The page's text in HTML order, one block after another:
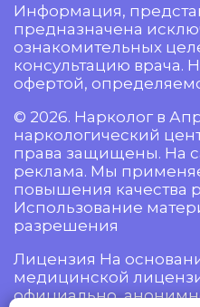
Информация,
предназначена
ознакомительных
консультацию врача.
офертой,
© 2026. Нарколог в
наркологический
права защищены. На
реклама. Мы
повышения качества
Использование
разрешения
Лицензия На
медицинской
официально,